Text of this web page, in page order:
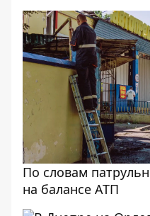
По словам
на балансе АТП